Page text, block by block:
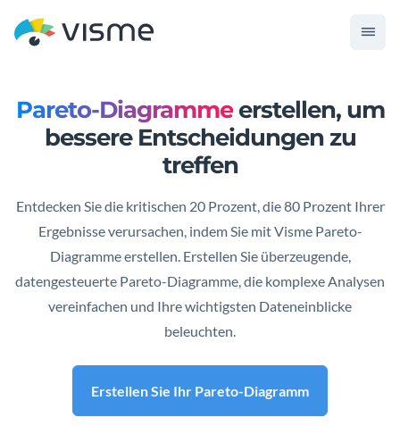
Pareto-Diagrammeerstellen, um
bessere Entscheidungen zu
treffen
Entdecken Sie die kritischen 20 Prozent, die 80 Prozent Ihrer
Ergebnisse verursachen, indem Sie mit Visme Pareto-
Diagramme erstellen. Erstellen Sie überzeugende,
datengesteuerte Pareto-Diagramme, die komplexe Analysen
vereinfachen und Ihre wichtigsten Dateneinblicke
beleuchten.
Erstellen Sie Ihr Pareto-Diagramm